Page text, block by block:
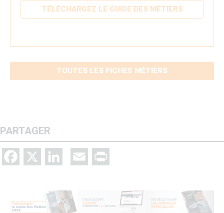
TÉLÉCHARGEZ LE GUIDE DES MÉTIERS
TOUTES LES FICHES MÉTIERS
PARTAGER
Facebook LinkedIn Email